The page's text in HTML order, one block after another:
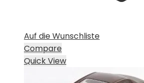
Auf die Wunschliste
Compare
Quick View